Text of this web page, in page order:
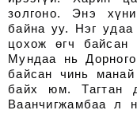
золгоно. Энэ
байна уу. Нэг
цохож өгч байсан
Мундаа нь
байсан чинь
байх юм. Тагтан
Ваанчигжамбаа л